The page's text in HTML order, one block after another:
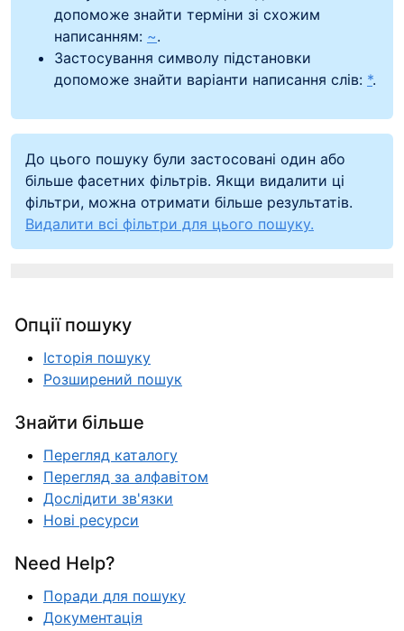
допоможе знайти терміни зі схожим
написанням: ~.
Застосування символу підстановки
допоможе знайти варіанти написання слів: *.
До цього пошуку були застосовані один або
більше фасетних фільтрів. Якщи видалити ці
фільтри, можна отримати більше результатів.
Видалити всі фільтри для цього пошуку.
Опції пошуку
Історія пошуку
Розширений пошук
Знайти більше
Перегляд каталогу
Перегляд за алфавітом
Дослідити зв'язки
Нові ресурси
Need Help?
Поради для пошуку
Документація